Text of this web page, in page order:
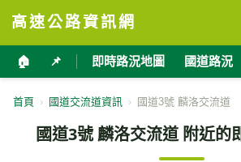
高速公路資訊網
🏠 📌 即時路況地圖 國道路況
首頁 › 國道交流道資訊 › 國道3號 麟洛交流道
國道3號 麟洛交流道 附近的